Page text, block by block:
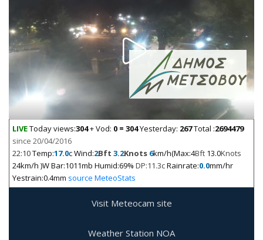
LIVEToday views:304+ Vod: 0 = 304Yesterday: 267Total :2694479
since 20/04/2016
22:10Temp:17.0c Wind:2Bft 3.2Knots 6km/h(Max:4Bft 13.0Knots
24km/h )W Bar:1011mb Humid:69% DP:11.3cRainrate:0.0mm/hr
Yestrain:0.4mm source MeteoStats
Visit Meteocam site
Weather Station NOA